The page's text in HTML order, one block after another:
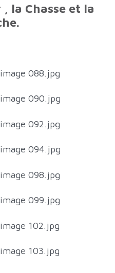
la Chasse et la